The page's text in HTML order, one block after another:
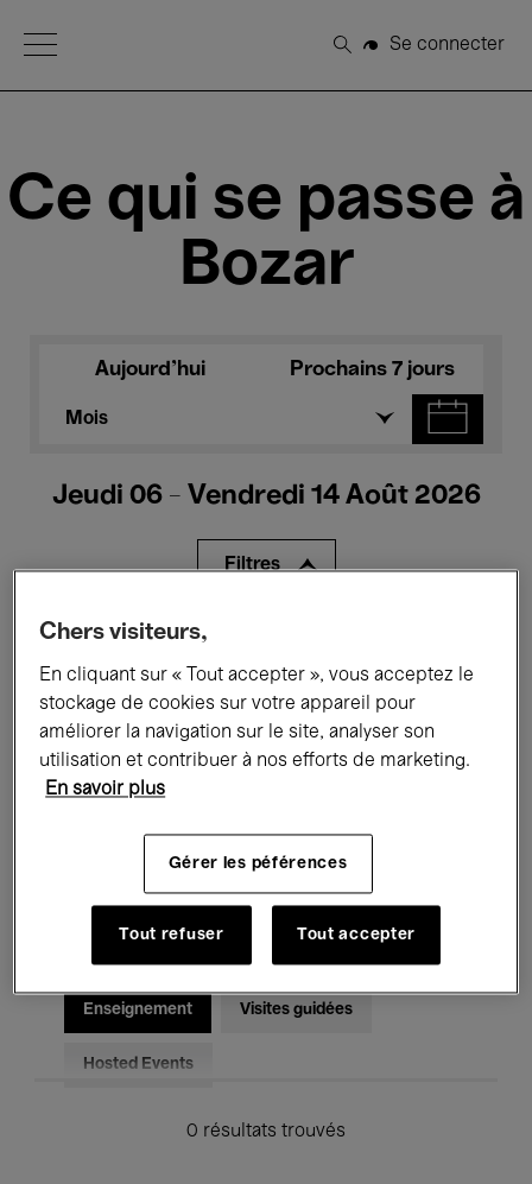
Open Menu
Rechercher
Se connecter
Ce qui se passe à
Bozar
Aujourd'hui Prochains 7 jours
Mois
Jeudi 06 - Vendredi 14 Août 2026
Filtres
Tous les événements
Expositions Films Performances
Rencontres & Débats Jazz
Musique électronique
Enseignement Visites guidées
Hosted Events
0 résultats trouvés
Chers visiteurs,
En cliquant sur « Tout accepter », vous acceptez le
stockage de cookies sur votre appareil pour
améliorer la navigation sur le site, analyser son
utilisation et contribuer à nos efforts de marketing.
En savoir plus
Gérer les péférences
Tout refuser Tout accepter